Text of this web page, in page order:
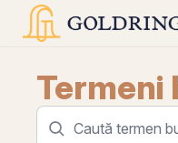
Termeni